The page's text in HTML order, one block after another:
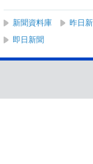
新聞資料庫 昨日
即日新聞